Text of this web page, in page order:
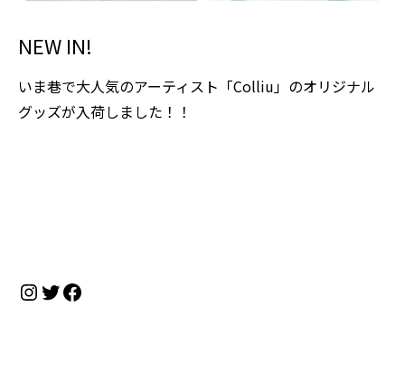
NEW IN!
いま巷で大人気のアーティスト「Colliu」のオリジナル
グッズが入荷しました！！
Instagram
Twitter
Facebook